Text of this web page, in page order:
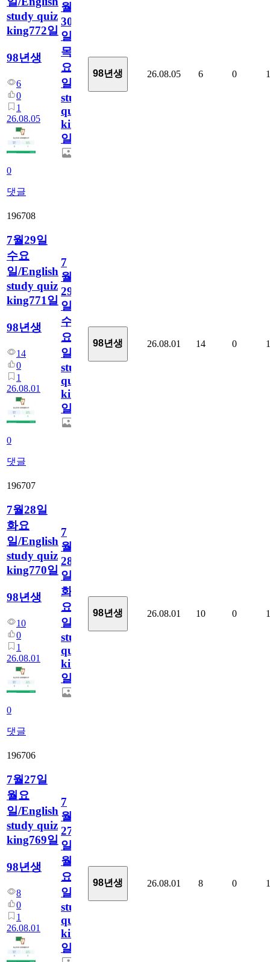
study quiz
king772일
98년생
6
0
1
26.08.05
0
댓글
월
30
일
목
요
일/English
study
quiz
king772
일
98년생 26.08.05 6 0 1
196708
7월29일
수요
일/English
study quiz
king771일
98년생
14
0
1
26.08.01
0
댓글
7
월
29
일
수
요
일/English
study
quiz
king771
일
98년생 26.08.01 14 0 1
196707
7월28일
화요
일/English
study quiz
king770일
98년생
10
0
1
26.08.01
0
댓글
7
월
28
일
화
요
일/English
study
quiz
king770
일
98년생 26.08.01 10 0 1
196706
7월27일
월요
일/English
study quiz
king769일
98년생
8
0
1
26.08.01
7
월
27
일
월
요
일/English
study
quiz
king769
일
98년생 26.08.01 8 0 1